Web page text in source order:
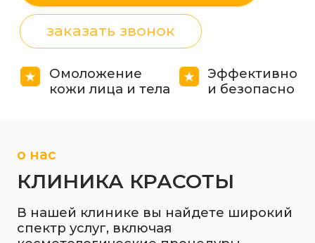
В нашей клинике вы найдете широкий
спектр услуг, включая
косметологические процедуры,
профессиональный массаж, уходовые
программы и решения для
5.0
Более 300 отзывов
любимых клиентов
когда смотрите в
замечаете, как кожа
уже не радует?